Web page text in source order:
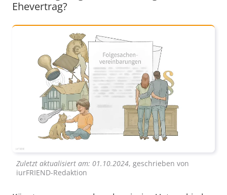
Ehevertrag?
Zuletzt aktualisiert am: 01.10.2024, geschrieben von
iurFRIEND-Redaktion